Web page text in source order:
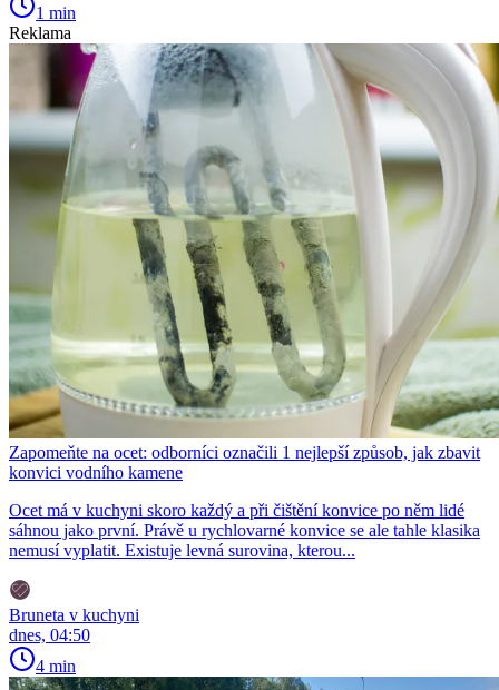
1 min
Reklama
Zapomeňte na ocet: odborníci označili 1 nejlepší způsob, jak zbavit
konvici vodního kamene
Ocet má v kuchyni skoro každý a při čištění konvice po něm lidé
sáhnou jako první. Právě u rychlovarné konvice se ale tahle klasika
nemusí vyplatit. Existuje levná surovina, kterou...
Bruneta v kuchyni
dnes, 04:50
4 min